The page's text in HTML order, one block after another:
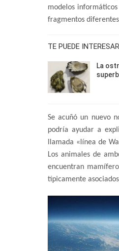
modelos
fragmentos
TE PUEDE
La
Se acuñó un nuevo
podría ayudar a
llamada «línea de
Los animales de
encuentran
típicamente